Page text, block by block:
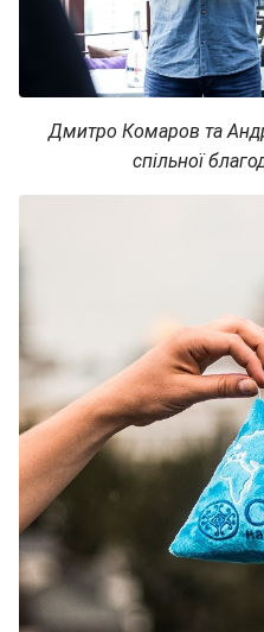
Дмитро Комаров та
спільної